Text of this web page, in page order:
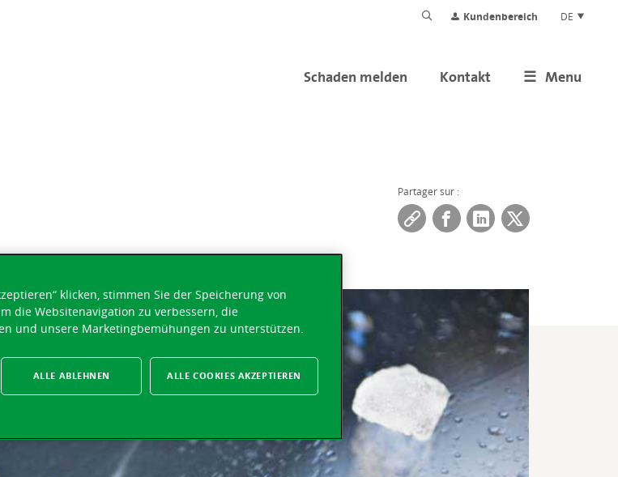
Kundenbereich DE
Menu
Kontakt
Schaden melden
Partager sur :
klicken, stimmen Sie der Speicherung von
die Websitenavigation zu verbessern, die
und unsere Marketingbemühungen zu unterstützen.
ALLE ABLEHNEN ALLE COOKIES AKZEPTIEREN